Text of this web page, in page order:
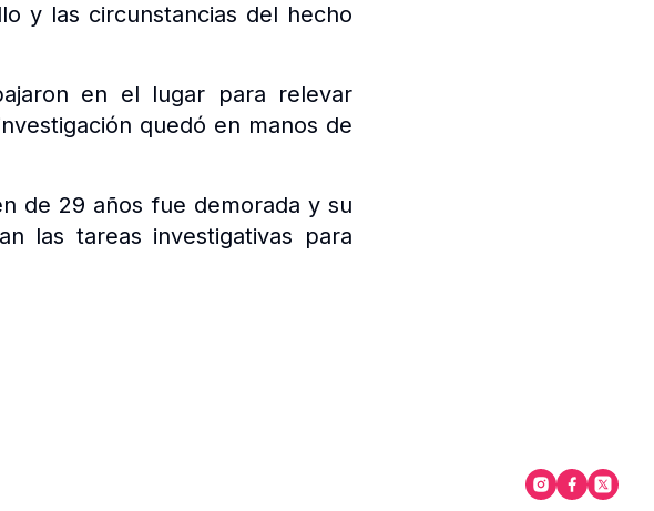
y las circunstancias del hecho
en el lugar para relevar
quedó en manos de
de 29 años fue demorada y su
las tareas investigativas para